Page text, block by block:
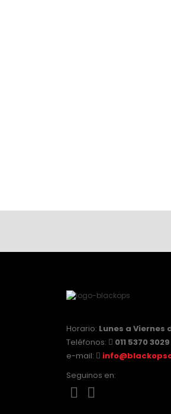
Horario: Lunes a Viernes
Teléfonos:
011 5370 3029
e-mail:
Seguinos en: